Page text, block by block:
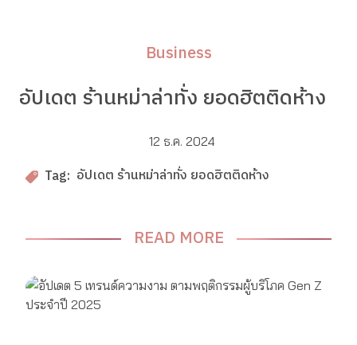
Business
อัปเดต ร้านหม่าล่าทั่ง ยอดฮิตติดห้าง
12 ธ.ค. 2024
Tag: อัปเดต ร้านหม่าล่าทั่ง ยอดฮิตติดห้าง
READ MORE